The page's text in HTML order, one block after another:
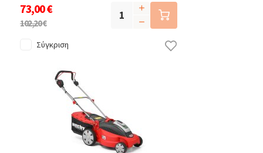
73,00 €
102,20 €
Σύγκριση